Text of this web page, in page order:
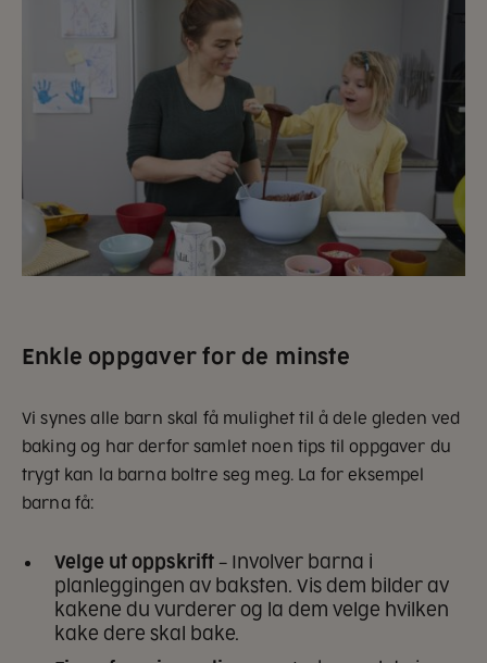
Enkle oppgaver for de minste
Vi synes alle barn skal få mulighet til å dele gleden ved
baking og har derfor samlet noen tips til oppgaver du
trygt kan la barna boltre seg meg. La for eksempel
barna få:
Velge ut oppskrift – Involver barna i
planleggingen av baksten. Vis dem bilder av
kakene du vurderer og la dem velge hvilken
kake dere skal bake.